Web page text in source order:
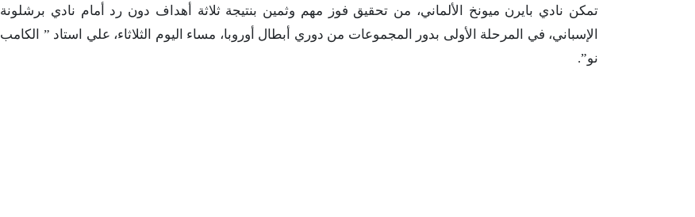
تمكن نادي بايرن ميونخ الألماني، من تحقيق فوز مهم وثمين بنتيجة ثلاثة أهداف دون رد أمام نادي برشلونة
الإسباني، في المرحلة الأولى بدور المجموعات من دوري أبطال أوروبا، مساء اليوم الثلاثاء، علي استاد ” الكامب
نو”.